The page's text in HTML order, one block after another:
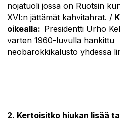
nojatuoli jossa on Ruotsin
XVI:n jättämät kahvitahrat. /
oikealla: Presidentti Urho
varten 1960-luvulla hankittu
neobarokkikalusto yhdessa
2. Kertoisitko hiukan lisää